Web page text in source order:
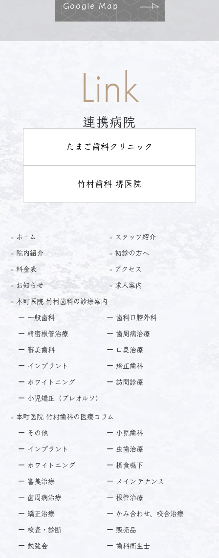
Google Map
Link
連携病院
たまご歯科クリニック
竹村歯科 堺医院
ホーム スタッフ紹介
院内紹介 初診の方へ
料金表 アクセス
お知らせ 求人案内
本町医院 竹村歯科の診療案内
一般歯科 歯科口腔外科
精密根管治療 歯周病治療
審美歯科 口臭治療
インプラント 矯正歯科
ホワイトニング 訪問診療
小児矯正（プレオルソ）
本町医院 竹村歯科の医療コラム
その他 小児歯科
インプラント 虫歯治療
ホワイトニング 摂食嚥下
審美治療 メインテナンス
歯周病治療 根管治療
矯正治療 かみ合わせ、咬合治療
検査・診断 販売品
勉強会 歯科衛生士